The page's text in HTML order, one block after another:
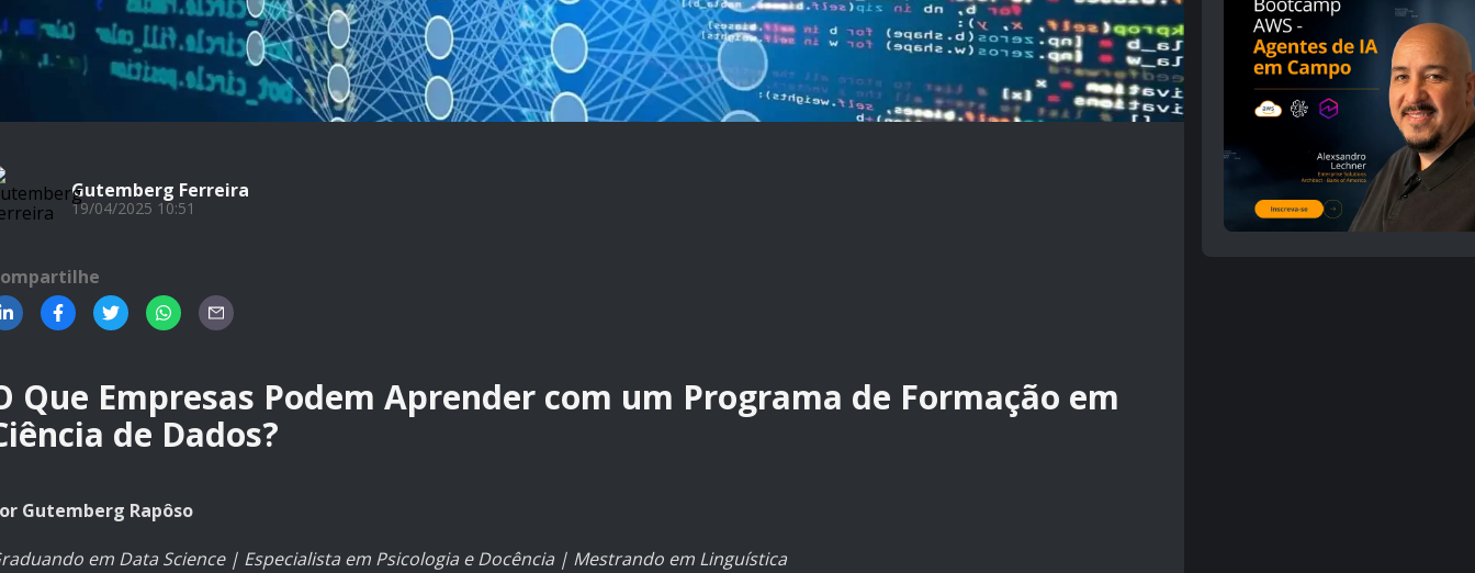
Gutemberg Ferreira
19/04/2025 10:51
Que Empresas Podem Aprender com um Programa de Formação em
de Dados?
Gutemberg Rapôso
em Data Science | Especialista em Psicologia e Docência | Mestrando em Linguística